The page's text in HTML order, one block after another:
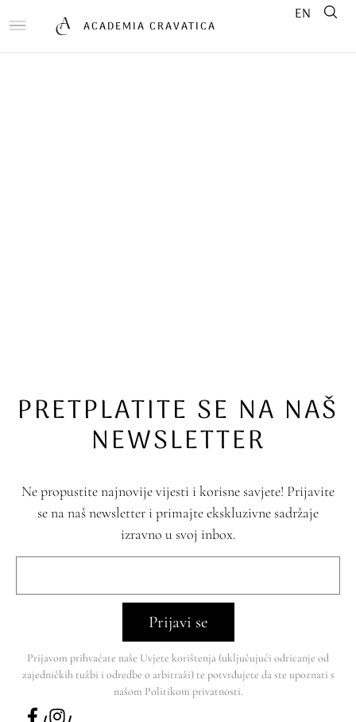
ACADEMIA CRAVATICA
EN
PRETPLATITE SE NA NAŠ
NEWSLETTER
Ne propustite najnovije vijesti i korisne savjete! Prijavite
se na naš newsletter i primajte ekskluzivne sadržaje
izravno u svoj inbox.
Prijavi se
Prijavom prihvaćate naše Uvjete korištenja (uključujući odricanje od
zajedničkih tužbi i odredbe o arbitraži) te potvrđujete da ste upoznati s
našom Politikom privatnosti.